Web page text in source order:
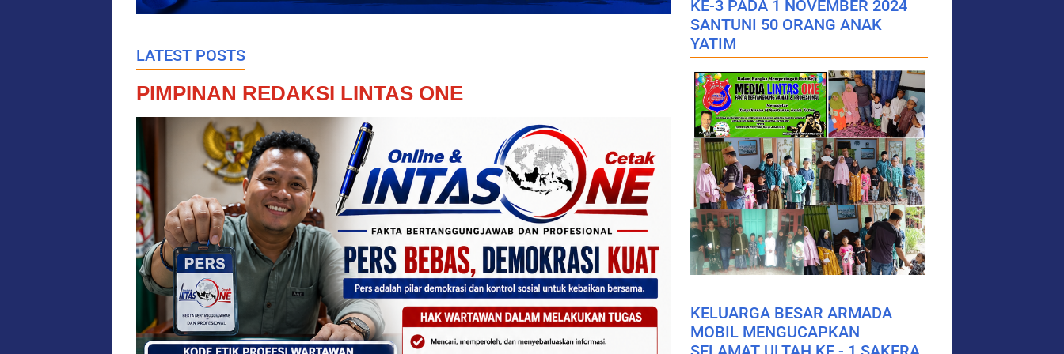
LATEST POSTS
PIMPINAN REDAKSI LINTAS ONE
KE-3 PADA 1 NOVEMBER 2024
SANTUNI 50 ORANG ANAK
YATIM
KELUARGA BESAR ARMADA
MOBIL MENGUCAPKAN